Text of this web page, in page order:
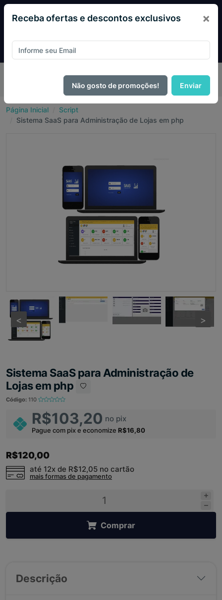
PIX e ganhe 14% OFF em todo o site no mês
de Agosto.
Página Inicial
Script
Sistema SaaS para Administração de Lojas em php
< >
< >
Sistema SaaS para Administração de
Lojas em php
Código: 110
R$103,20 no pix
Pague com pix e economize R$16,80
R$120,00
até 12x de R$12,05 no cartão
mais formas de pagamento
Comprar
Descrição
Receba ofertas e descontos exclusivos ×
Não gosto de promoções! Enviar